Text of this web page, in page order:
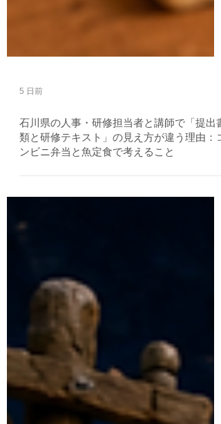
石川県の人事・研修担当者と講師で「提出書
ンビニ弁当と魚定食で考えること